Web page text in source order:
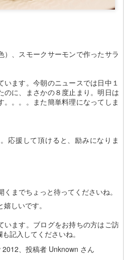
、スモークサーモンで作ったサラ
ます。今朝のニュースでは日中１
のに、まさかの８度止まり。明日は
。。。。また簡単料理になってしま
応援して頂けると、励みになりま
までちょっと待ってくださいね。
しいです。
います。ブログをお持ちの方はご訪
記入してくださいね。
2012 、投稿者 Unknown さん